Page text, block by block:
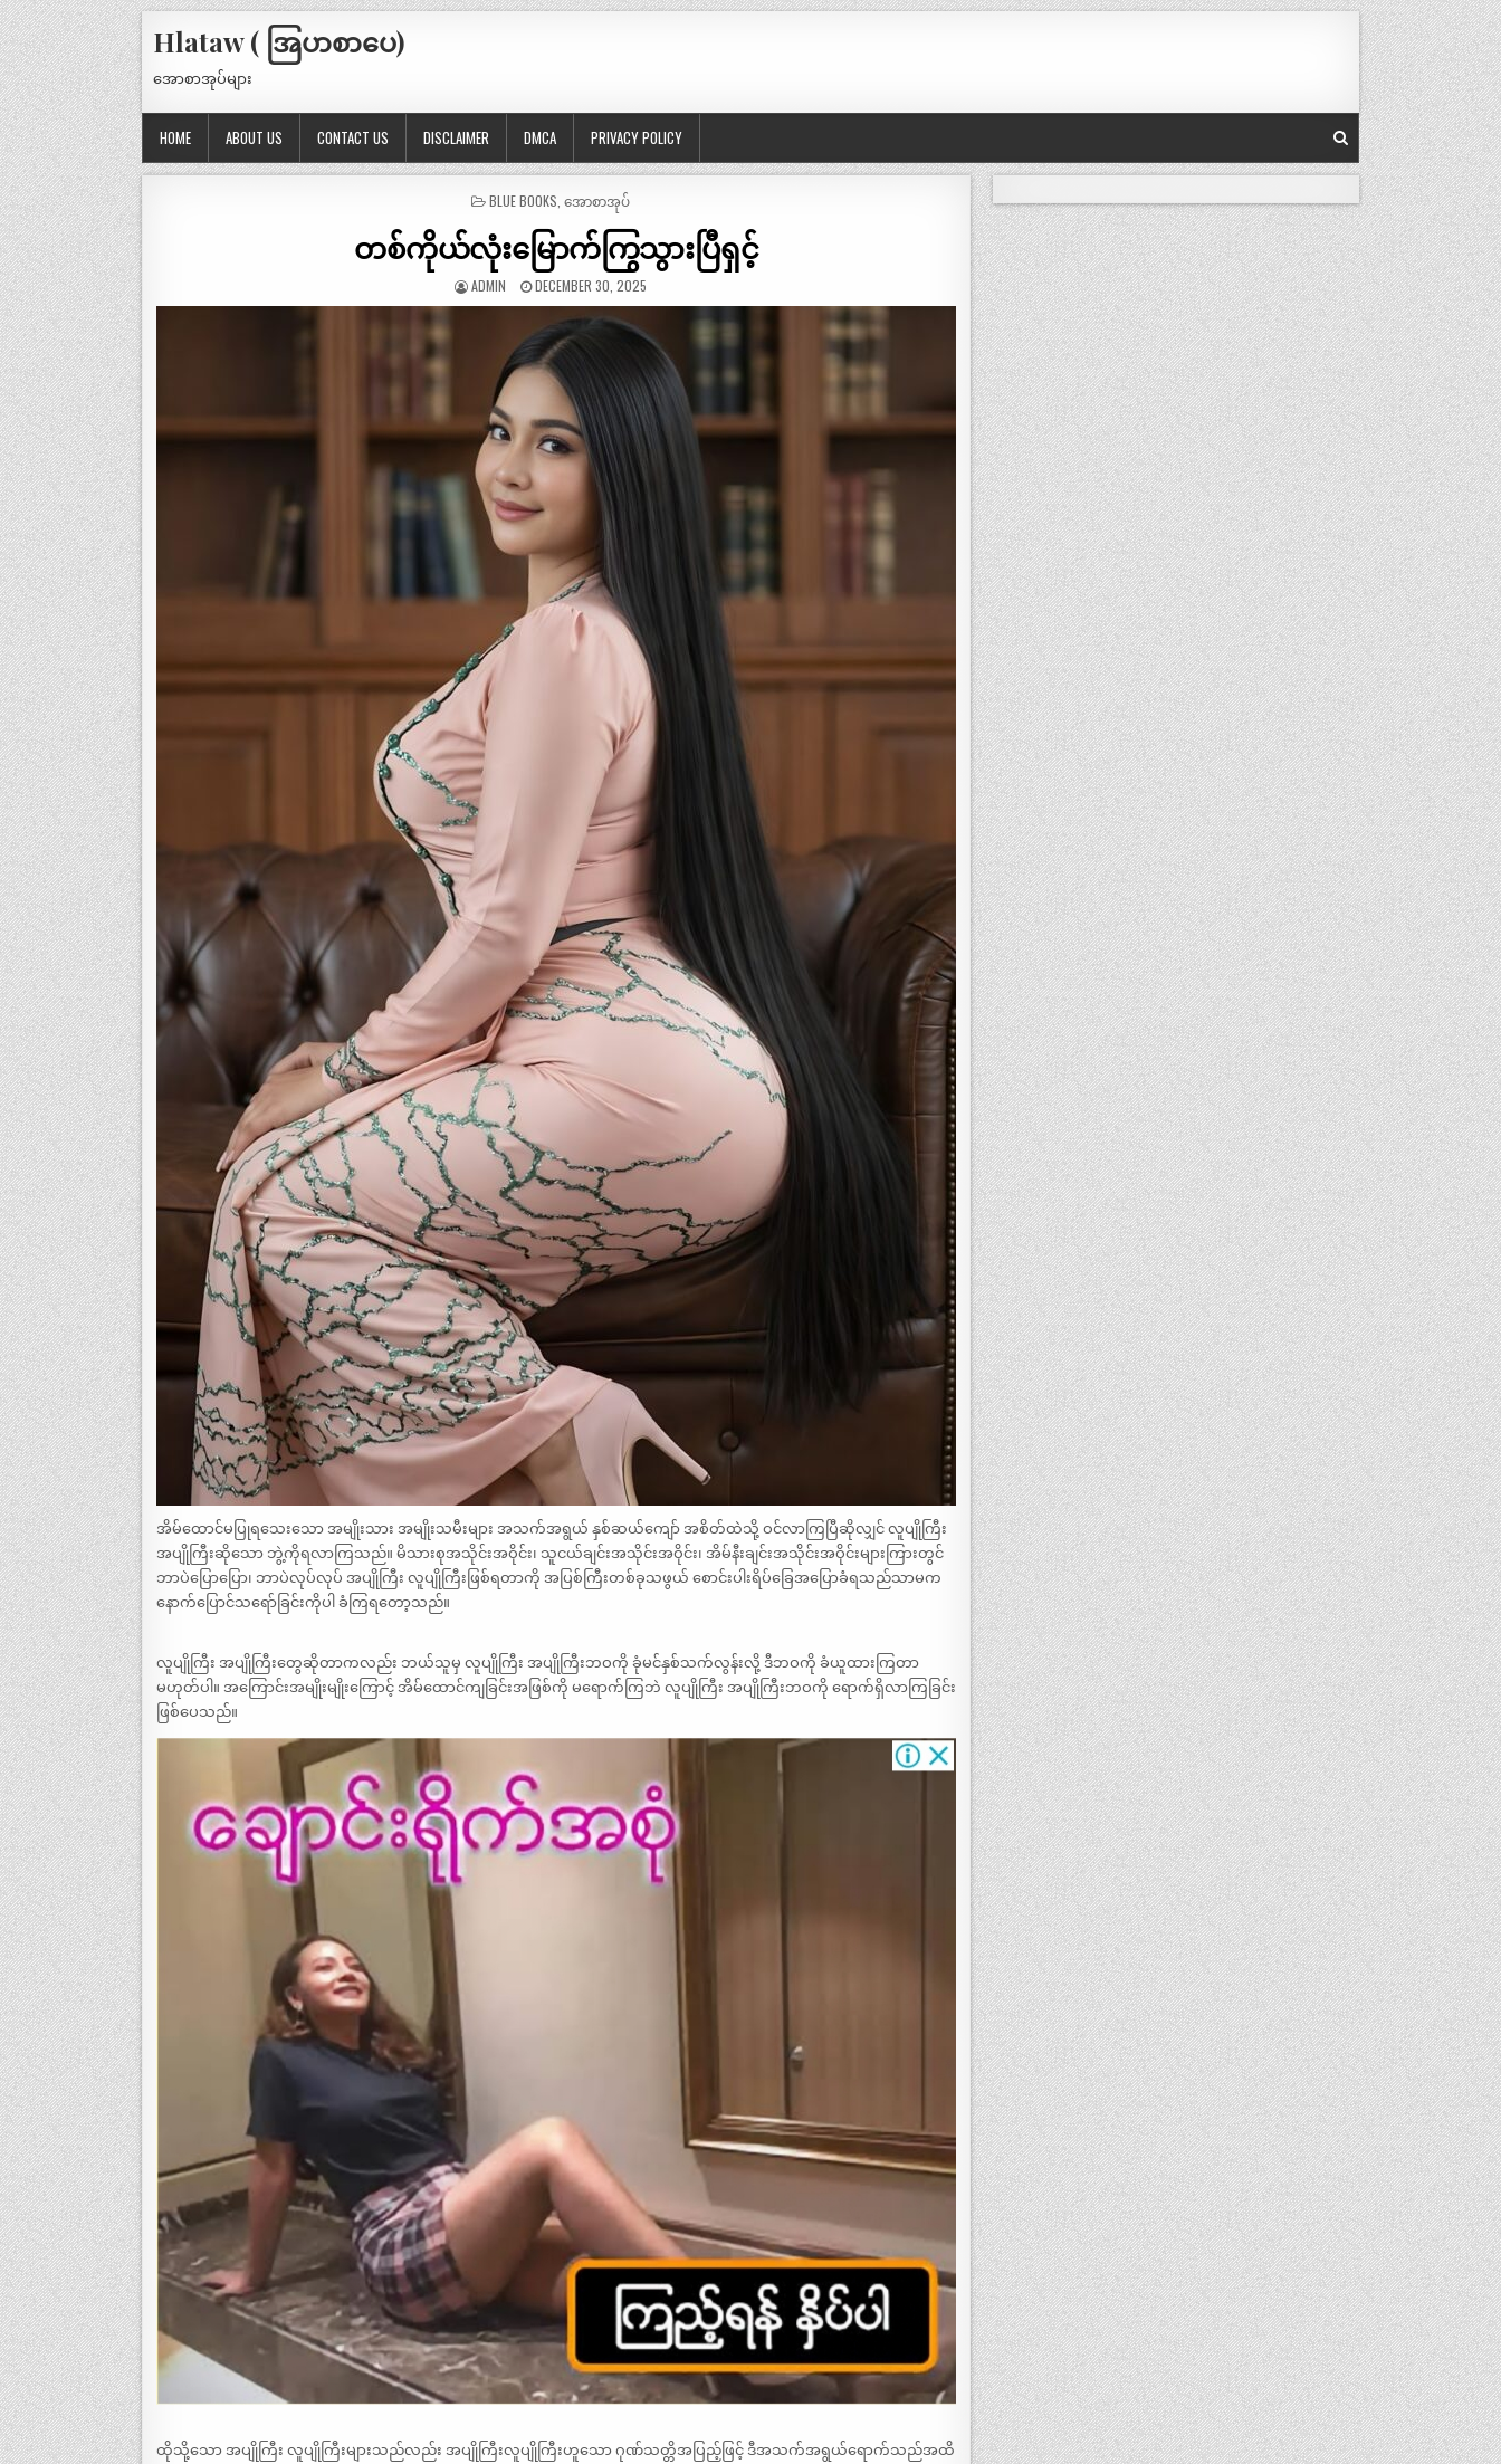
Hlataw ( အြပာစာပေ)
အောစာအုပ်များ
HOME ABOUT US CONTACT US DISCLAIMER DMCA PRIVACY POLICY
POSTED
BLUE BOOKS ,အောစာအုပ်
တစ်ကိုယ်လုံးမြောက်ကြွသွားပြီရှင့်
ADMIN DECEMBER 30, 2025
အိမ်ထောင်မပြုရသေးသော အမျိုးသား အမျိုးသမီးများ အသက်အရွယ် နှစ်ဆယ်ကျော် အစိတ်ထဲသို့ ဝင်လာကြပြီဆိုလျှင် လူပျိုကြီး
အပျိုကြီးဆိုသော ဘွဲ့ကိုရလာကြသည်။ မိသားစုအသိုင်းအဝိုင်း၊ သူငယ်ချင်းအသိုင်းအဝိုင်း၊ အိမ်နီးချင်းအသိုင်းအဝိုင်းများကြားတွင်
ဘာပဲပြောပြော၊ ဘာပဲလုပ်လုပ် အပျိုကြီး လူပျိုကြီးဖြစ်ရတာကို အပြစ်ကြီးတစ်ခုသဖွယ် စောင်းပါးရိပ်ခြေအပြောခံရသည်သာမက
နောက်ပြောင်သရော်ခြင်းကိုပါ ခံကြရတော့သည်။
လူပျိုကြီး အပျိုကြီးတွေဆိုတာကလည်း ဘယ်သူမှ လူပျိုကြီး အပျိုကြီးဘဝကို ခုံမင်နှစ်သက်လွန်းလို့ ဒီဘဝကို ခံယူထားကြတာ
မဟုတ်ပါ။ အကြောင်းအမျိုးမျိုးကြောင့် အိမ်ထောင်ကျခြင်းအဖြစ်ကို မရောက်ကြဘဲ လူပျိုကြီး အပျိုကြီးဘဝကို ရောက်ရှိလာကြခြင်း
ဖြစ်ပေသည်။
ထိုသို့သော အပျိုကြီး လူပျိုကြီးများသည်လည်း အပျိုကြီးလူပျိုကြီးဟူသော ဂုဏ်သတ္တိအပြည့်ဖြင့် ဒီအသက်အရွယ်ရောက်သည်အထိ